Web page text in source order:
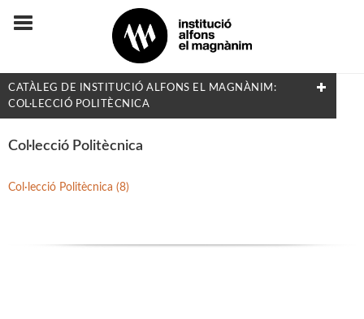
CATÀLEG DE INSTITUCIÓ ALFONS EL MAGNÀNIM:
COL·LECCIÓ POLITÈCNICA
FILTRAT PER:
Col·lecció Politècnica
Col·lecció Politècnica (8)